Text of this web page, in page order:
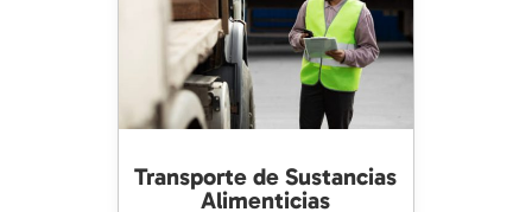
Transporte de Sustancias
Alimenticias